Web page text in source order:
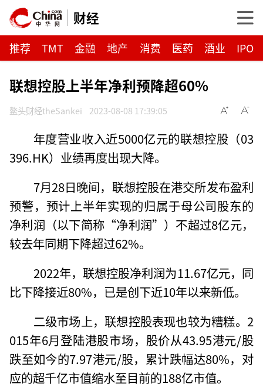
财经
推荐 TMT 金融 地产 消费 医药 酒业 IPO
联想控股上半年净利预降超60%
鳌头财经theSankei 2023-08-08 17:39:05
年度营业收入近5000亿元的联想控股（03
396.HK）业绩再度出现大降。
7月28日晚间，联想控股在港交所发布盈利
预警，预计上半年实现的归属于母公司股东的
净利润（以下简称“净利润”）不超过8亿元，
较去年同期下降超过62%。
2022年，联想控股净利润为11.67亿元，同
比下降接近80%，已是创下近10年以来新低。
二级市场上，联想控股表现也较为糟糕。2
015年6月登陆港股市场，股价从43.95港元/股
跌至如今的7.97港元/股，累计跌幅达80%，对
应的超千亿市值缩水至目前的188亿市值。